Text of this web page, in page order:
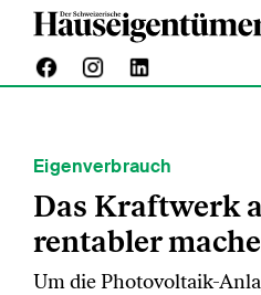
Eigenverbrauch
Das Kraftwerk
rentabler
Um die Photovoltaik-